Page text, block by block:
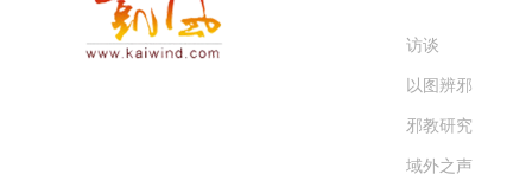
访谈
以图辨邪
邪教研究
域外之声